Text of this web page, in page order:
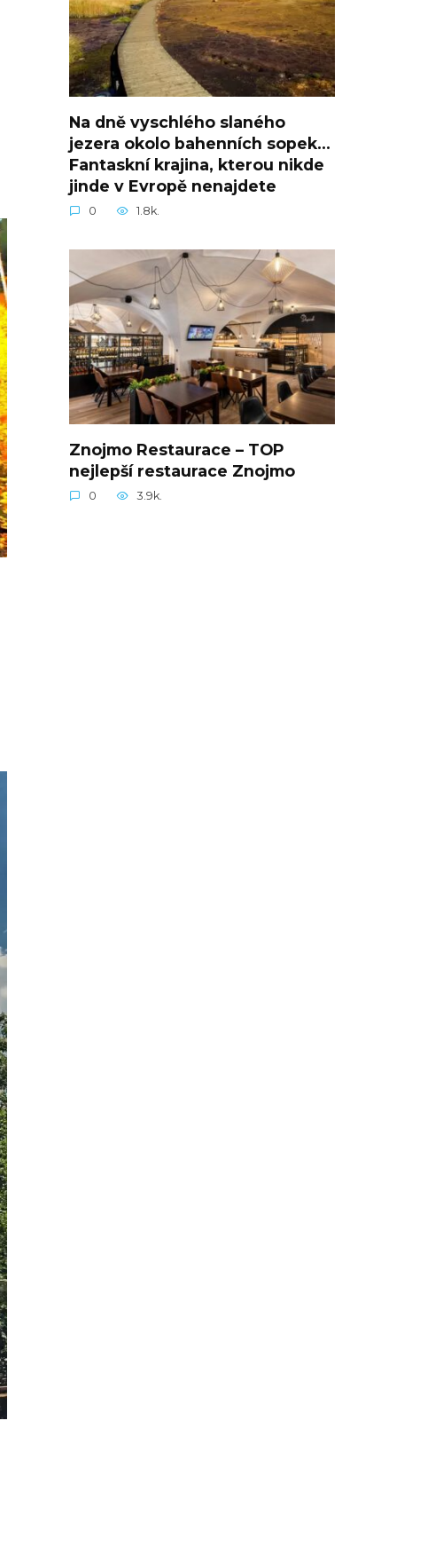
Na dně vyschlého slaného
jezera okolo bahenních sopek…
Fantaskní krajina, kterou nikde
jinde v Evropě nenajdete
0 1.8k.
Znojmo Restaurace – TOP
nejlepší restaurace Znojmo
0 3.9k.